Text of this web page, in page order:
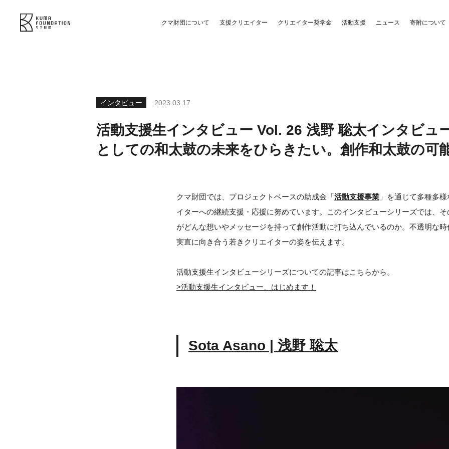
クマ財団について 支援クリエイター クリエイター奨学金 活動支援 ニュース 寄附について
インタビュー 2023.03.17
活動支援生インタビュー Vol. 26 浅野 聡太インタビュ
としての和太鼓の未来をひらきたい。創作和太鼓の可
クマ財団では、プロジェクトベースの助成金「活動支援事業 」を通じて多種多
イターへの継続支援・応援に努めています。このインタビューシリーズでは、そ
がどんな想いやメッセージを持って創作活動に打ち込んでいるのか。不透明な時
実直に向き合う若きクリエイターの姿を伝えます。
活動支援生インタビューシリーズについての記事はこちらから。
>活動支援生インタビュー、はじめます！
Sota Asano | 浅野 聡太